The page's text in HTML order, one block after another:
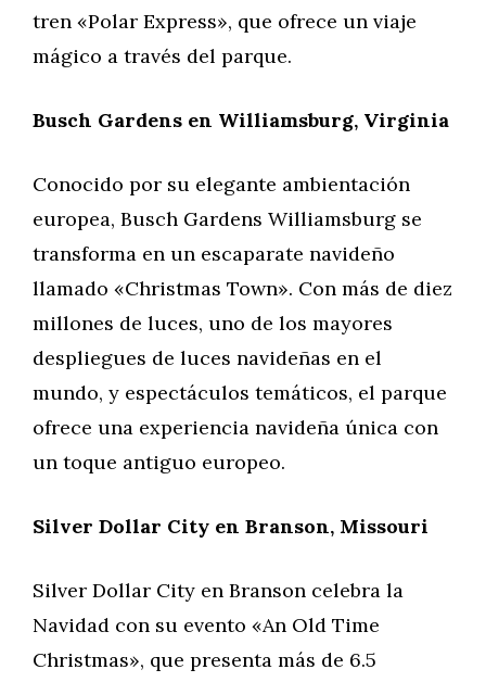
tren «Polar Express», que ofrece un viaje
mágico a través del parque.
Busch Gardens en Williamsburg, Virginia
Conocido por su elegante ambientación
europea, Busch Gardens Williamsburg se
transforma en un escaparate navideño
llamado «Christmas Town». Con más de diez
millones de luces, uno de los mayores
despliegues de luces navideñas en el
mundo, y espectáculos temáticos, el parque
ofrece una experiencia navideña única con
un toque antiguo europeo.
Silver Dollar City en Branson, Missouri
Silver Dollar City en Branson celebra la
Navidad con su evento «An Old Time
Christmas», que presenta más de 6.5